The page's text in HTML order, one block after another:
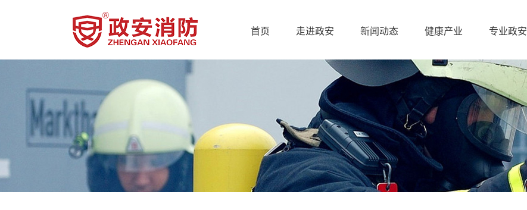
首页 走进政安 新闻动态 健康产业 专业政安